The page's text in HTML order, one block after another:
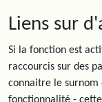
Liens sur
Si la fonction est
raccourcis sur des
connaitre le